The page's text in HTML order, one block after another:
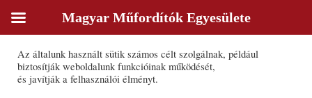
Várady Szabolcs
Sütik
Az általunk használt sütik számos célt szolgálnak, például
biztosítják weboldalunk funkcióinak működését,
és javítják a felhasználói élményt.
Magyar Műfordítók Egyesülete